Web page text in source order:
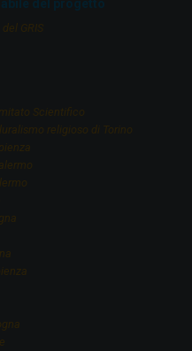
m
GRIS
Scientifico
religioso di Torino